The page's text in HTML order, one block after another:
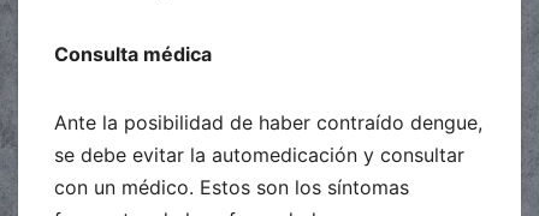
Consulta médica
Ante la posibilidad de haber contraído dengue,
se debe evitar la automedicación y consultar
con un médico. Estos son los síntomas